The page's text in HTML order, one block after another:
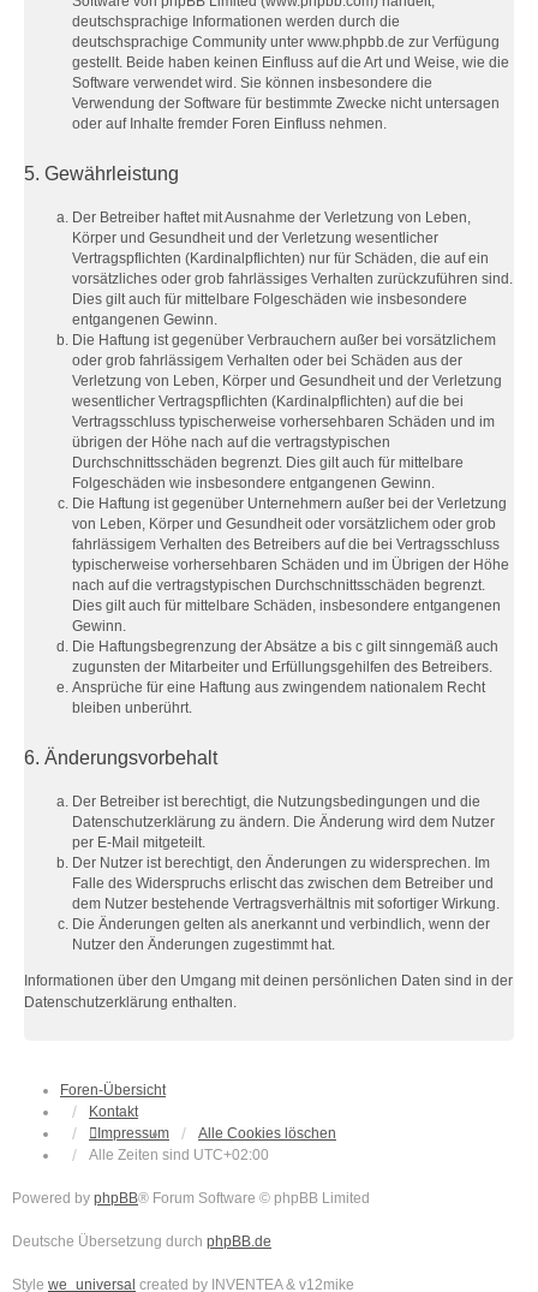
deutschsprachige Informationen werden durch die
deutschsprachige Community unter www.phpbb.de zur Verfügung
gestellt. Beide haben keinen Einfluss auf die Art und Weise, wie die
Software verwendet wird. Sie können insbesondere die
Verwendung der Software für bestimmte Zwecke nicht untersagen
oder auf Inhalte fremder Foren Einfluss nehmen.
5. Gewährleistung
Der Betreiber haftet mit Ausnahme der Verletzung von Leben,
Körper und Gesundheit und der Verletzung wesentlicher
Vertragspflichten (Kardinalpflichten) nur für Schäden, die auf ein
vorsätzliches oder grob fahrlässiges Verhalten zurückzuführen sind.
Dies gilt auch für mittelbare Folgeschäden wie insbesondere
entgangenen Gewinn.
Die Haftung ist gegenüber Verbrauchern außer bei vorsätzlichem
oder grob fahrlässigem Verhalten oder bei Schäden aus der
Verletzung von Leben, Körper und Gesundheit und der Verletzung
wesentlicher Vertragspflichten (Kardinalpflichten) auf die bei
Vertragsschluss typischerweise vorhersehbaren Schäden und im
übrigen der Höhe nach auf die vertragstypischen
Durchschnittsschäden begrenzt. Dies gilt auch für mittelbare
Folgeschäden wie insbesondere entgangenen Gewinn.
Die Haftung ist gegenüber Unternehmern außer bei der Verletzung
von Leben, Körper und Gesundheit oder vorsätzlichem oder grob
fahrlässigem Verhalten des Betreibers auf die bei Vertragsschluss
typischerweise vorhersehbaren Schäden und im Übrigen der Höhe
nach auf die vertragstypischen Durchschnittsschäden begrenzt.
Dies gilt auch für mittelbare Schäden, insbesondere entgangenen
Gewinn.
Die Haftungsbegrenzung der Absätze a bis c gilt sinngemäß auch
zugunsten der Mitarbeiter und Erfüllungsgehilfen des Betreibers.
Ansprüche für eine Haftung aus zwingendem nationalem Recht
bleiben unberührt.
6. Änderungsvorbehalt
Der Betreiber ist berechtigt, die Nutzungsbedingungen und die
Datenschutzerklärung zu ändern. Die Änderung wird dem Nutzer
per E-Mail mitgeteilt.
Der Nutzer ist berechtigt, den Änderungen zu widersprechen. Im
Falle des Widerspruchs erlischt das zwischen dem Betreiber und
dem Nutzer bestehende Vertragsverhältnis mit sofortiger Wirkung.
Die Änderungen gelten als anerkannt und verbindlich, wenn der
Nutzer den Änderungen zugestimmt hat.
Informationen über den Umgang mit deinen persönlichen Daten sind in der
Datenschutzerklärung enthalten.
Foren-Übersicht
Kontakt
Impressum
Alle Cookies löschen
Alle Zeiten sind UTC+02:00
Powered by phpBB® Forum Software © phpBB Limited
Deutsche Übersetzung durch phpBB.de
Style we_universal created by INVENTEA & v12mike